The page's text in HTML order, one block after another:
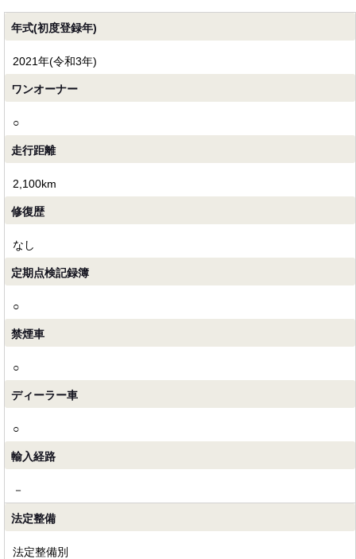
年式(初度登録年)
2021年(令和3年)
ワンオーナー
○
走行距離
2,100km
修復歴
なし
定期点検記録簿
○
禁煙車
○
ディーラー車
○
輸入経路
－
法定整備
法定整備別